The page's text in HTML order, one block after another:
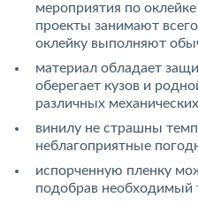
мероприятия по
проекты занимают
оклейку выполняют
материал обладает
оберегает кузов и
различных
винилу не страшны
неблагоприятные
испорченную пленку
подобрав необходимый